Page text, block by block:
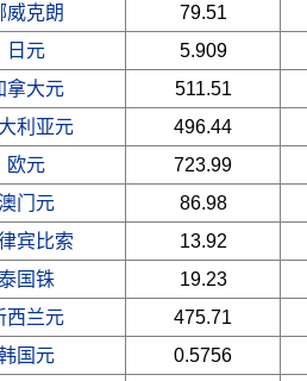
威克朗
79.51
日元
5.909
拿大元
511.51
利亚元
496.44
欧元
723.99
门元
86.98
宾比索
13.92
国铢
19.23
西兰元
475.71
国元
0.5756